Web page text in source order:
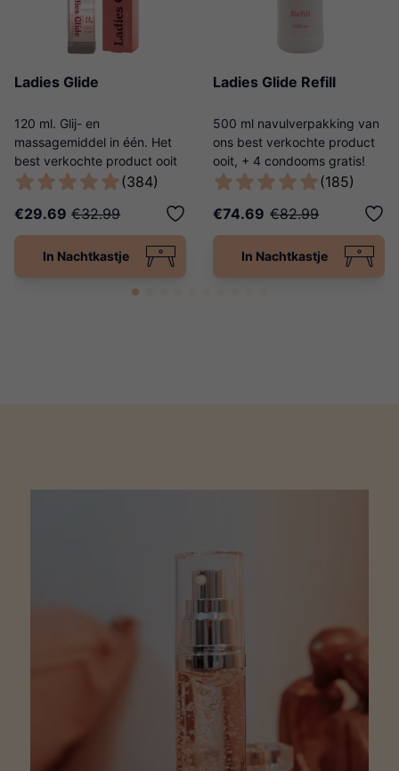
Ladies Glide
120 ml. Glij- en
massagemiddel in één. Het
best verkochte product ooit
van Ladies Night! (384)
€29.69 €32.99
In Nachtkastje
Ladies Glide Refill
500 ml navulverpakking van
ons best verkochte product
ooit, + 4 condooms gratis!
(185)
€74.69 €82.99
In Nachtkastje